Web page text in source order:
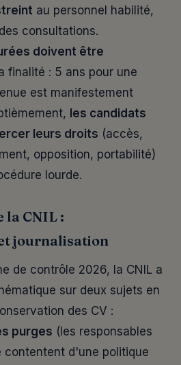
au personnel habilité,
consultations.
doivent être
finalité : 5 ans pour une
est manifestement
les candidats
leurs droits (accès,
opposition, portabilité)
lourde.
la CNIL :
journalisation
de contrôle 2026, la CNIL a
sur deux sujets en
des CV :
purges (les responsables
contentent d'une politique